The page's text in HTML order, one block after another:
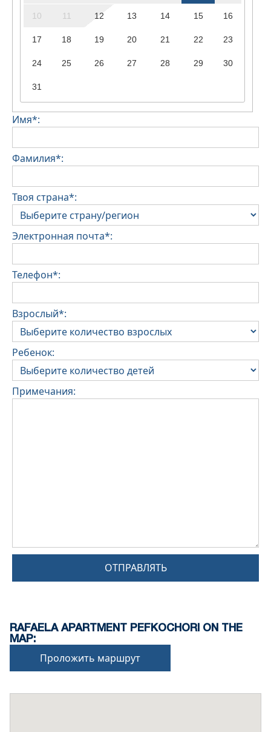
10 11 12 13 14 15 16
17 18 19 20 21 22 23
24 25 26 27 28 29 30
31
Имя*:
Фамилия*:
Твоя страна*:
Электронная почта*:
Телефон*:
Взрослый*:
Ребенок:
Примечания:
ОТПРАВЛЯТЬ
RAFAELA APARTMENT PEFKOCHORI ON THE
MAP:
Проложить маршрут